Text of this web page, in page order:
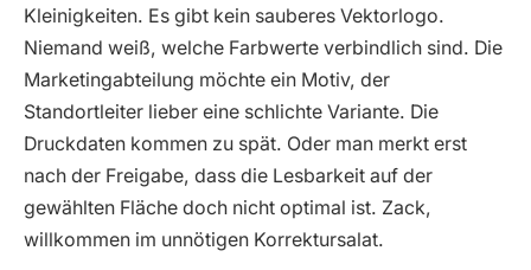
Kleinigkeiten. Es gibt kein sauberes Vektorlogo.
Niemand weiß, welche Farbwerte verbindlich sind. Die
Marketingabteilung möchte ein Motiv, der
Standortleiter lieber eine schlichte Variante. Die
Druckdaten kommen zu spät. Oder man merkt erst
nach der Freigabe, dass die Lesbarkeit auf der
gewählten Fläche doch nicht optimal ist. Zack,
willkommen im unnötigen Korrektursalat.